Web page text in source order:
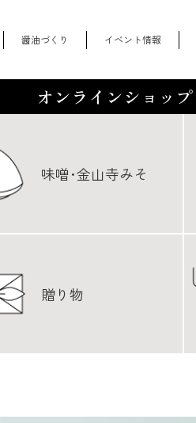
醤油づくり イベント情報
オンラインショップ
味噌･金山寺みそ
贈り物